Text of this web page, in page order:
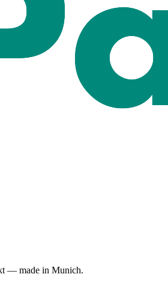
— made in Munich.